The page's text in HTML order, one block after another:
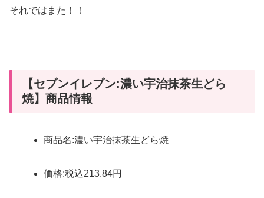
それではまた！！
【セブンイレブン:濃い宇治抹茶生どら
焼】商品情報
商品名:濃い宇治抹茶生どら焼
価格:税込213.84円